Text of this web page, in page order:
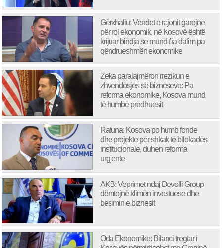
Gërxhaliu: Vendet e rajonit garojnë
për rol ekonomik, në Kosovë është
krijuar bindja se mund t’ia dalim pa
qëndrueshmëri ekonomike
Zeka paralajmëron rrezikun e
zhvendosjes së bizneseve: Pa
reforma ekonomike, Kosova mund
të humbë prodhuesit
Rafuna: Kosova po humb fonde
dhe projekte për shkak të bllokadës
institucionale, duhen reforma
urgjente
AKB: Veprimet ndaj Devolli Group
dëmtojnë klimën investuese dhe
besimin e biznesit
Oda Ekonomike: Bilanci tregtar i